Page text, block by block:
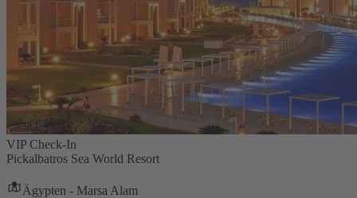
VIP Check-In
Pickalbatros Sea World Resort
Ägypten - Marsa Alam